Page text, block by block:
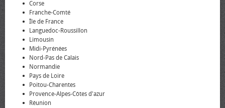
Corse
Franche-Comté
Île de France
Languedoc-Roussillon
Limousin
Midi-Pyrénées
Nord-Pas de Calais
Normandie
Pays de Loire
Poitou-Charentes
Provence-Alpes-Côtes d'azur
Réunion